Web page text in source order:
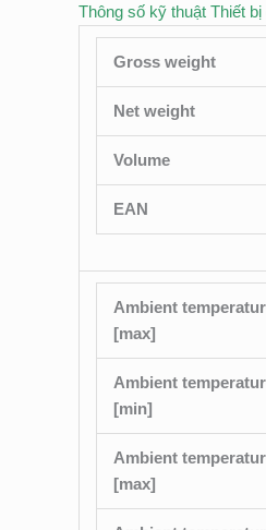
Thông số kỹ thuật Thiết
Gross weight
Net weight
Volume
EAN
Ambient
[max]
Ambient
[min]
Ambient
[max]